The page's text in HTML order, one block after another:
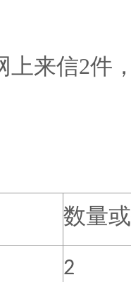
上来信2件
数量
2